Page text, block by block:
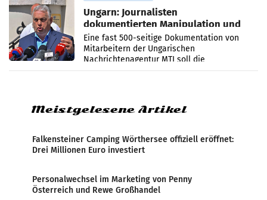
Ungarn: Journalisten
dokumentierten Manipulation und
Zensur
Eine fast 500-seitige Dokumentation von
Mitarbeitern der Ungarischen
Nachrichtenagentur MTI soll die
systematische Nachrichten-Manipulation und
Meistgelesene Artikel
Falkensteiner Camping Wörthersee offiziell eröffnet:
Drei Millionen Euro investiert
Personalwechsel im Marketing von Penny
Österreich und Rewe Großhandel